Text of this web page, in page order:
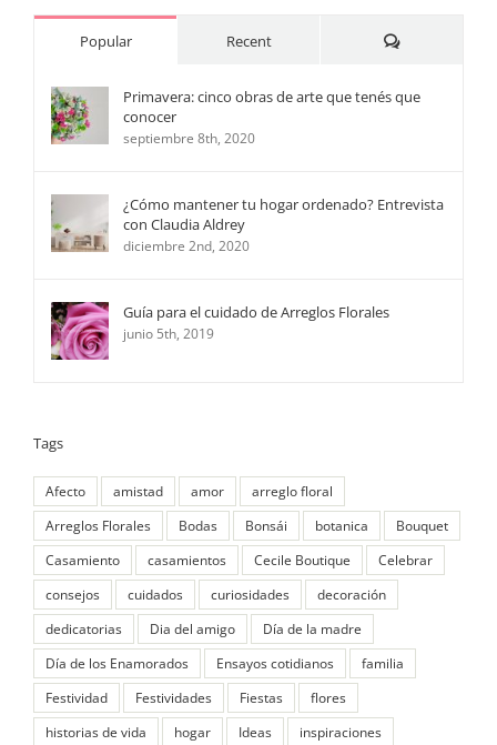
Popular Recent Comments
Primavera: cinco obras de arte que tenés que
conocer
septiembre 8th, 2020
¿Cómo mantener tu hogar ordenado? Entrevista
con Claudia Aldrey
diciembre 2nd, 2020
Guía para el cuidado de Arreglos Florales
junio 5th, 2019
Tags
Afecto amistad amor
arreglo floral
Arreglos Florales
Bodas Bonsái botanica
Bouquet
Casamiento
casamientos Cecile Boutique
Celebrar
consejos
cuidados curiosidades
decoración
dedicatorias
Dia del amigo
Día de la madre
Día de los Enamorados
Ensayos cotidianos
familia
Festividad
Festividades Fiestas
flores
historias de vida
hogar Ideas
inspiraciones